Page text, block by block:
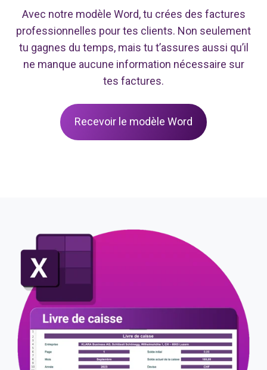
Avec notre modèle Word, tu crées des factures
professionnelles pour tes clients. Non seulement
tu gagnes du temps, mais tu t’assures aussi qu’il
ne manque aucune information nécessaire sur
tes factures.
Recevoir le modèle Word